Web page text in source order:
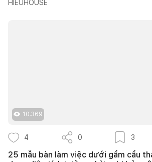
HIEUHOUSE
10.369
4 0 3
25 mẫu bàn làm việc dưới gầm cầu